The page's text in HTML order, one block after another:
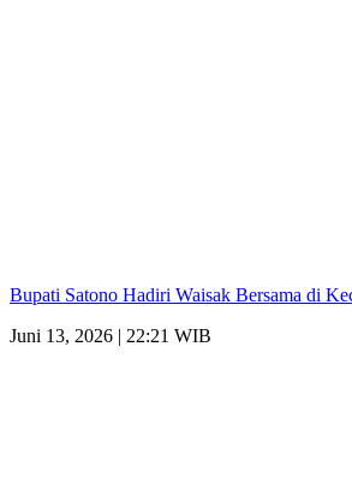
Bupati Satono Hadiri Waisak Bersama di
Juni 13, 2026 | 22:21 WIB